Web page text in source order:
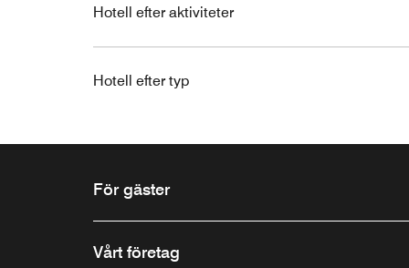
Hotell efter aktiviteter
Hotell efter typ
För gäster
Vårt företag